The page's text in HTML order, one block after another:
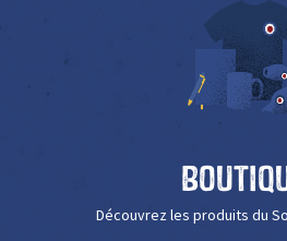
Découvrez les produits du